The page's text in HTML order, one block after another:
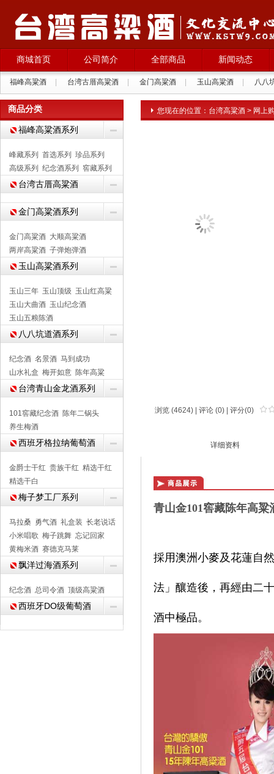
商城首页 公司简介 全部商品 新闻动态
福峰高粱酒 台湾古厝高粱酒 金门高粱酒 玉山高粱酒
八八
拉纳葡萄酒
|
商品分类
福峰高粱酒系列
峰藏系列 首选系列
珍品系列
高级系列
纪念酒系列 窖藏系列
台湾古厝高粱酒
金门高粱酒系列
金门高粱酒 大顺高粱酒
两岸高粱酒 子弹炮弹酒
玉山高粱酒系列
玉山三年 玉山顶级 玉山红高粱
玉山大曲酒 玉山纪念酒
玉山五粮陈酒
八八坑道酒系列
纪念酒 名景酒 马到成功
山水礼盒 梅开如意 陈年高粱
台湾青山金龙酒系列
101窖藏纪念酒 陈年二锅头
养生梅酒
西班牙格拉纳葡萄酒
金爵士干红 贵族干红 精选干红
精选干白
梅子梦工厂系列
马拉桑 勇气酒 礼盒装 长老说话
小米唱歌 梅子跳舞 忘记回家
黄梅米酒 赛德克马莱
飘洋过海酒系列
纪念酒 总司令酒 顶级高粱酒
西班牙DO级葡萄酒
您现在的位置： 台湾高粱酒 > 网上
浏览 (4624) | 评论 (0) | 评分(0)
详细资料
青山金101窖藏陈年高粱
採用澳洲小麥及花蓮自
法」釀造後，再經由二
酒中極品。